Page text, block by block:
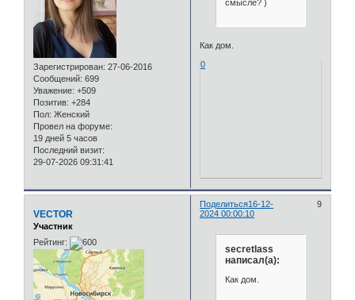
Зарегистрирован: 27-06-2016
Сообщений: 699
Уважение: +509
Позитив: +284
Пол: Женский
Провел на форуме:
19 дней 5 часов
Последний визит:
29-07-2026 09:31:41
смысле? )
Как дом.
0
Поделиться 9
16-12-
2024 00:00:10
VECTOR
Участник
Рейтинг:
secretlass
написал(а):
Как дом.